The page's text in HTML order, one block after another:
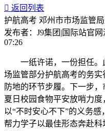
 返回列表
护航高考 邓州市市场监管
发布者： J9集团|国际站官网
07:26
一纸许诺，一份担任。
场监管部分护航高考的务
防地的环节步履。下一步
夏日校园食物平安放哨力度
以“不时安心不下”的义务感
帮力学子以最佳形态奔赴